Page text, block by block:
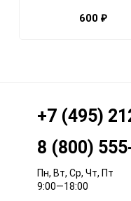
600 ₽
+7 (495)
8 (800)
Пн, Вт, Ср, Чт, Пт
9:00—18:00